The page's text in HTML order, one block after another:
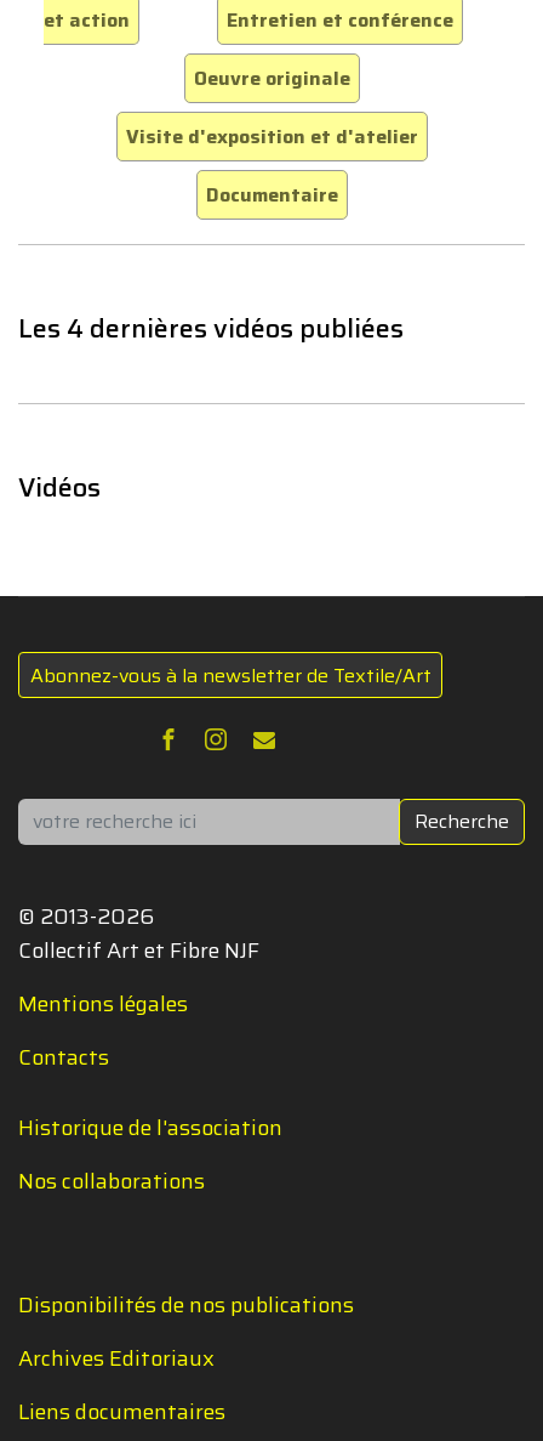
et action
Entretien et conférence
Oeuvre originale
Visite d'exposition et d'atelier
Documentaire
Les 4 dernières vidéos publiées
Vidéos
Abonnez-vous à la newsletter de Textile/Art
Rechercher Recherche
© 2013-2026
Collectif Art et Fibre NJF
Mentions légales
Contacts
Historique de l'association
Nos collaborations
Disponibilités de nos publications
Archives Editoriaux
Liens documentaires